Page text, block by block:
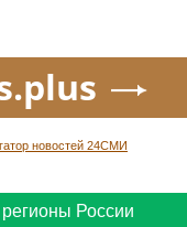
новостей 24СМИ
России